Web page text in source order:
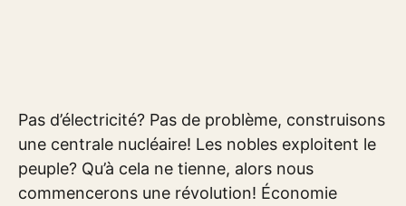
Pas d’électricité? Pas de problème, construisons
une centrale nucléaire! Les nobles exploitent le
peuple? Qu’à cela ne tienne, alors nous
commencerons une révolution! Économie